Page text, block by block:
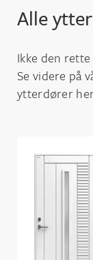
Alle
Ikke den
Se videre på
ytterdører